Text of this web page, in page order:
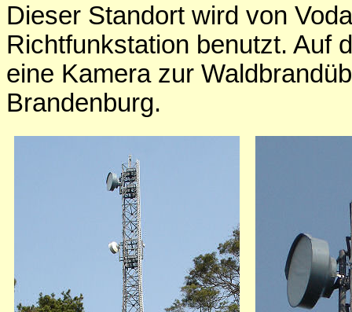
Dieser Standort wird von
Richtfunkstation benutzt. Auf
eine Kamera zur
Brandenburg.